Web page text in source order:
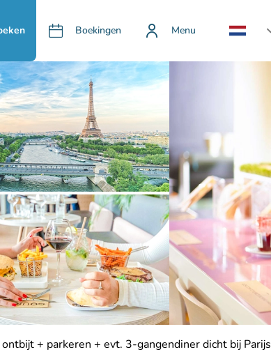
Boekingen Menu
+ parkeren + evt. 3-gangendiner dicht bij Parijs